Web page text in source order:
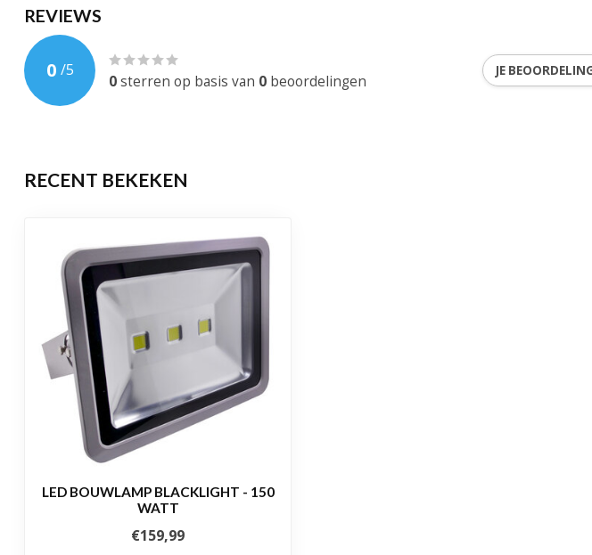
Bewegingssensor
Dimbaar
EAN-code
Garantie
REVIEWS
0 /5
0sterren op basis van 0 beoordelingen
JE
RECENT BEKEKEN
LED BOUWLAMP BLACKLIGHT - 150
WATT
€159,99